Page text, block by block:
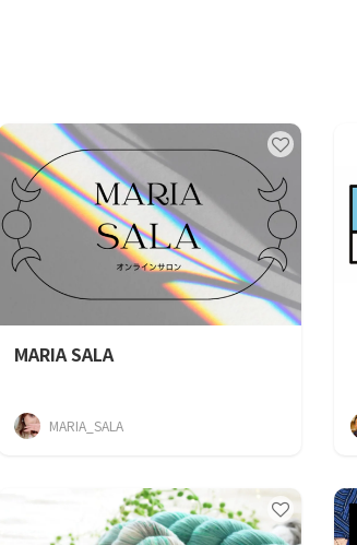
MARIA SALA
MARIA_SALA